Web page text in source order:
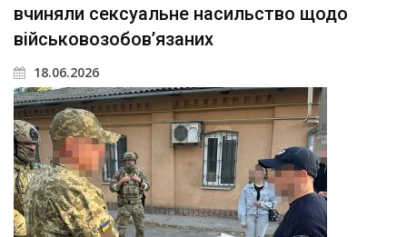
вчиняли сексуальне насильство щодо
військовозобов’язаних
18.06.2026